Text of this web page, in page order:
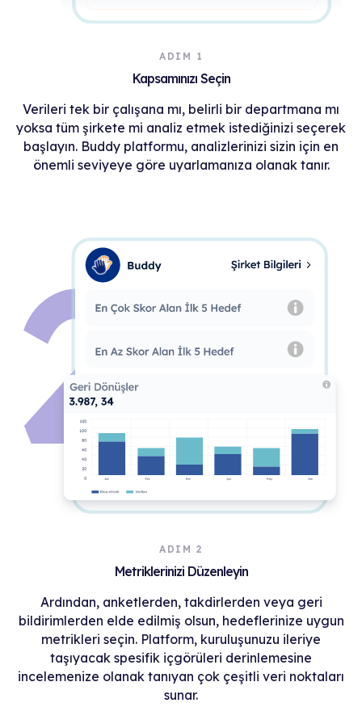
ADIM 1
Kapsamınızı Seçin
Verileri tek bir çalışana mı, belirli bir departmana mı
yoksa tüm şirkete mi analiz etmek istediğinizi seçerek
başlayın. Buddy platformu, analizlerinizi sizin için en
önemli seviyeye göre uyarlamanıza olanak tanır.
ADIM 2
Metriklerinizi Düzenleyin
Ardından, anketlerden, takdirlerden veya geri
bildirimlerden elde edilmiş olsun, hedeflerinize uygun
metrikleri seçin. Platform, kuruluşunuzu ileriye
taşıyacak spesifik içgörüleri derinlemesine
incelemenize olanak tanıyan çok çeşitli veri noktaları
sunar.